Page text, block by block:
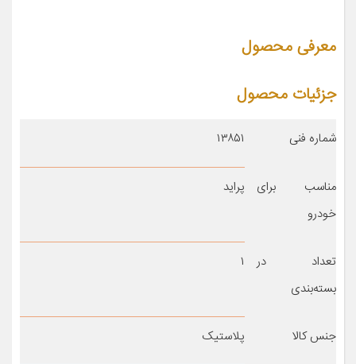
معرفی محصول
جزئیات محصول
شماره فنی ۱۳۸۵۱
مناسب برای
خودرو
پراید
تعداد در
بسته‌بندی
۱
جنس کالا پلاستیک